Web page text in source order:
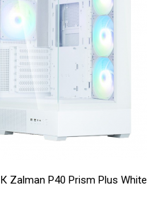
Zalman P40 Prism Plus White